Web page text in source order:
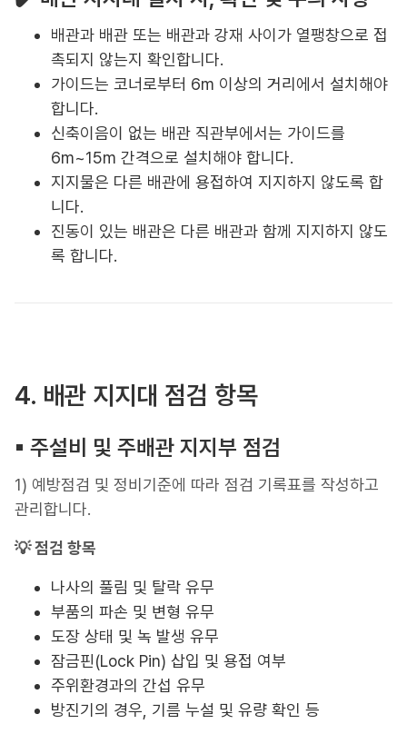
배관과 배관 또는 배관과 강재 사이가 열팽창으로 접
촉되지 않는지 확인합니다.
가이드는 코너로부터 6m 이상의 거리에서 설치해야
합니다.
신축이음이 없는 배관 직관부에서는 가이드를
6m~15m 간격으로 설치해야 합니다.
지지물은 다른 배관에 용접하여 지지하지 않도록 합
니다.
진동이 있는 배관은 다른 배관과 함께 지지하지 않도
록 합니다.
4. 배관 지지대 점검 항목
▪︎ 주설비 및 주배관 지지부 점검
1) 예방점검 및 정비기준에 따라 점검 기록표를 작성하고
관리합니다.
💡 점검 항목
나사의 풀림 및 탈락 유무
부품의 파손 및 변형 유무
도장 상태 및 녹 발생 유무
잠금핀(Lock Pin) 삽입 및 용접 여부
주위환경과의 간섭 유무
방진기의 경우, 기름 누설 및 유량 확인 등